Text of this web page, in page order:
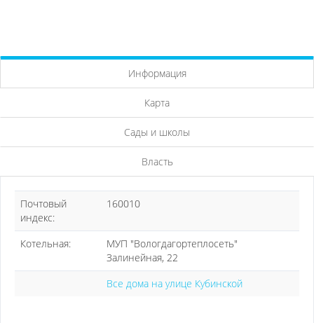
Информация
Карта
Сады и школы
Власть
Почтовый
индекс:
160010
Котельная:
МУП "Вологдагортеплосеть"
Залинейная, 22
Все дома на улице Кубинской